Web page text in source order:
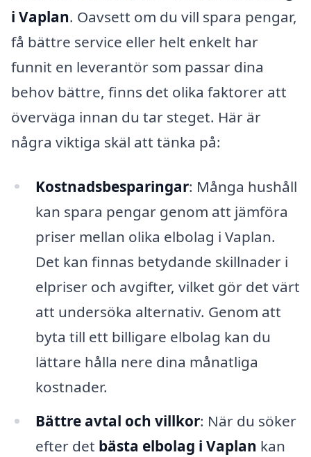
i Vaplan. Oavsett om du vill spara pengar,
få bättre service eller helt enkelt har
funnit en leverantör som passar dina
behov bättre, finns det olika faktorer att
överväga innan du tar steget. Här är
några viktiga skäl att tänka på:
Kostnadsbesparingar: Många hushåll
kan spara pengar genom att jämföra
priser mellan olika elbolag i Vaplan.
Det kan finnas betydande skillnader i
elpriser och avgifter, vilket gör det värt
att undersöka alternativ. Genom att
byta till ett billigare elbolag kan du
lättare hålla nere dina månatliga
kostnader.
Bättre avtal och villkor: När du söker
efter det bästa elbolag i Vaplan kan